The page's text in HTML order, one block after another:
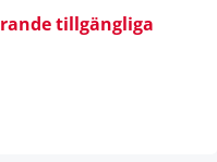
tillgängliga